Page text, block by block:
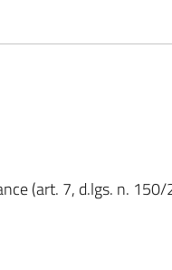
(art. 7, d.lgs. n.